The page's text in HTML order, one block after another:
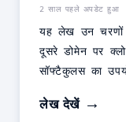
2 साल पहले अपडेट हुआ
यह लेख उन चरणों
दूसरे डोमेन पर
सॉफ्टैकुलस का
लेख देखें